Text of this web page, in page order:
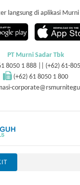
langsung di aplikasi Murni
PT Murni Sadar Tbk
8050 1 888 || (+62) 61-
(+62) 61 8050 1 800